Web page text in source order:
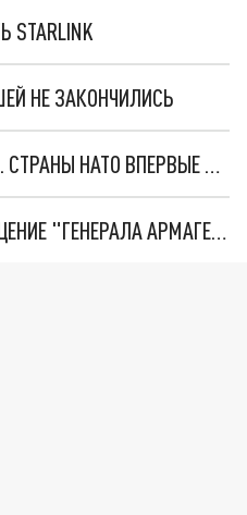
НЕ ЗАКОНЧИЛИСЬ
"ОЧЕНЬ ПЛОХИЕ НОВОСТИ": БОЛЬШАЯ ОШИБКА PALANTIR В РОССИИ. СТРАНЫ НАТО ВПЕРВЫЕ ЗА СВО ОСТАНОВИЛИ ПОСТАВКИ ОРУЖИЯ. ВСУ ТЕРЯЮТ ПРИГРАНИЧЬЕ?
ТРИ ГЛАВНЫХ ИНСАЙДА ОБ СВО. ОТМЕНА МОБИЛИЗАЦИИ И ВОЗВРАЩЕНИЕ "ГЕНЕРАЛА АРМАГЕДДОНА"? ОТЛИЧНЫЕ НОВОСТИ, КОТОРЫЕ ЖДАЛИ ВСЕ